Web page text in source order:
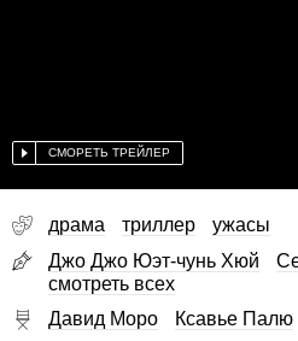
СМОРЕТЬ ТРЕЙЛЕР
драма триллер
ужасы
Джо Джо Юэт-чунь Хюй
смотреть всех
Давид Моро
Ксавье Палю